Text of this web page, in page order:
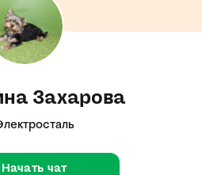
Захарова
Начать чат